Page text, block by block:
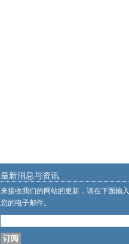
最新消息与资讯
来接收我们的网站的更新，请在下面输入
您的电子邮件。